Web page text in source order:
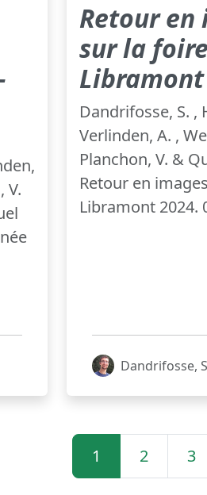
V.
Retour en
sur la
Dandrifosse, S. ,
Verlinden, A. ,
Planchon, V. &
Retour en
Libramont 2024.
Dandrifosse,
1 2 3